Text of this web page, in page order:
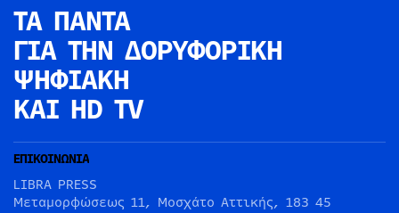
ΤΑ ΠΑΝΤΑ
ΓΙΑ ΤΗΝ ΔΟΡΥΦΟΡΙΚΗ
ΨΗΦΙΑΚΗ
ΚΑΙ HD TV
ΕΠΙΚΟΙΝΩΝΙΑ
LIBRA PRESS
Μεταμορφώσεως 11, Μοσχάτο Αττικής, 183 45